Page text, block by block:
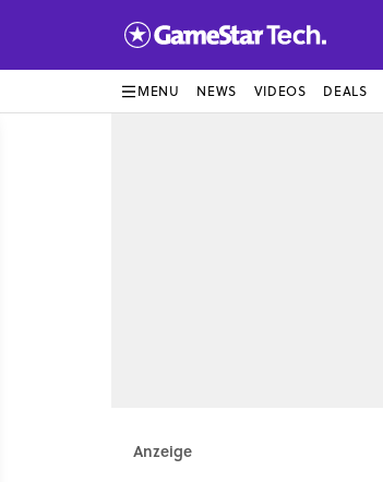
MENU NEWS VIDEOS DEALS
Anzeige